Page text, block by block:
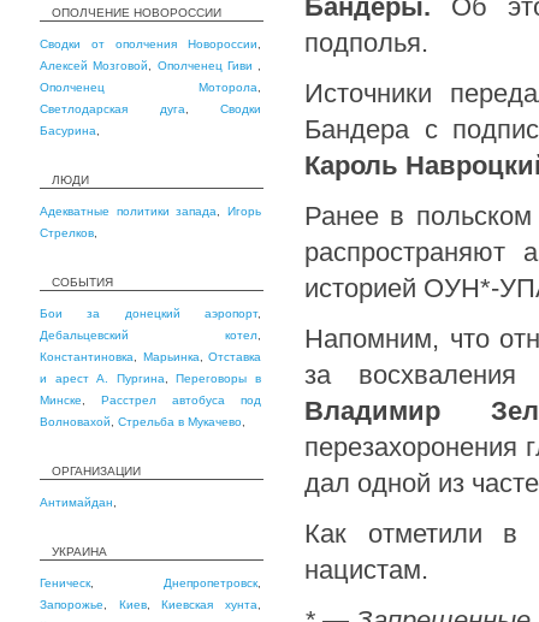
ОПОЛЧЕНИЕ НОВОРОССИИ
Сводки от ополчения Новороссии
Алексей Мозговой
Ополченец Гиви
Ополченец Моторола
Светлодарская дуга
Сводки
Басурина
ЛЮДИ
Адекватные политики запада ,Игорь
Стрелков
СОБЫТИЯ
Бои за донецкий аэропорт,
Дебальцевский котел
Константиновка
Марьинка
Отставка
и арест А. Пургина ,Переговоры в
Минске
Расстрел автобуса под
Волновахой
Стрельба в Мукачево
ОРГАНИЗАЦИИ
Антимайдан
УКРАИНА
Геническ Днепропетровск
Запорожье
Киев,Киевская хунта
Бандеры. Об
подполья.
Источники
Бандера с
Кароль
Ранее в
распространяют
историей ОУН*-
Напомним, что
за
Владимир
дал одной из
Как отметили в
нацистам.